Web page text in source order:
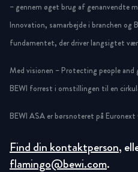
– gennem øget brug af genanvendte
Innovation, samarbejde i branchen og
fundamentet, der driver langsigtet
Med visionen – Protecting people
BEWI forrest i omstillingen til en
BEWI ASA er børsnoteret på
Find din kontaktperson,
flamingo@bewi.com.